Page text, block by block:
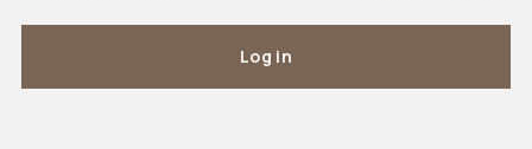
Log in